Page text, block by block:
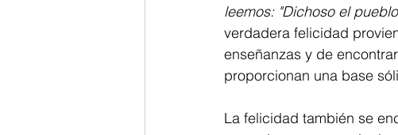
leemos: "Dichoso el
verdadera felicidad
enseñanzas y de
proporcionan una base
La felicidad también se